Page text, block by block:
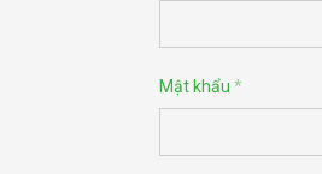
Mật khẩu *